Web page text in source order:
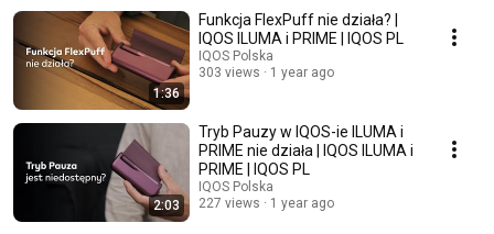
niedziałające diody, migające "0" na ekranie, aż po Tryb Pauzy. Sprawdź,
jak szybko przywrócić pełną funkcjonalność swojego urządzenia!
1:36
Funkcja FlexPuff nie działa? |
IQOS ILUMA i PRIME | IQOS PL
IQOS Polska
303 views
1 year ago
2:03
Tryb Pauzy w IQOS-ie ILUMA i
PRIME nie działa | IQOS ILUMA i
PRIME | IQOS PL
IQOS Polska
227 views
1 year ago